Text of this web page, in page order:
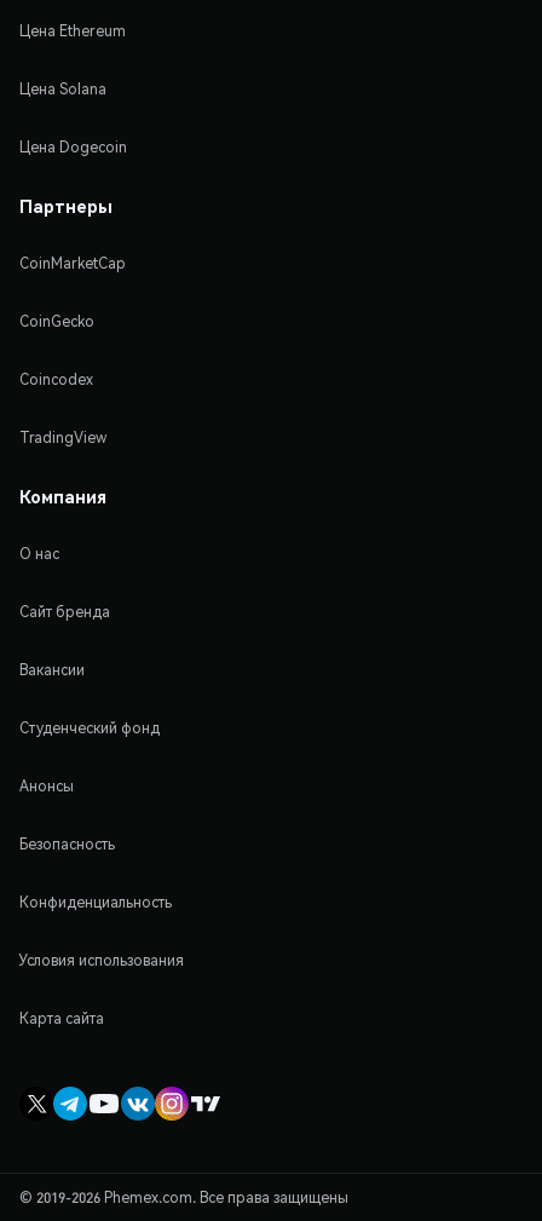
Цена Ethereum
Цена Solana
Цена Dogecoin
Партнеры
CoinMarketCap
CoinGecko
Coincodex
TradingView
Компания
О нас
Сайт бренда
Вакансии
Студенческий фонд
Анонсы
Безопасность
Конфиденциальность
Условия использования
Карта сайта
© 2019-2026 Phemex.com. Все права защищены